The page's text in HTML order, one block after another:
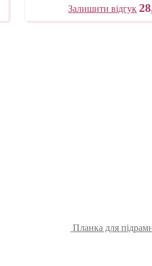
Залишити відгук
Планка для